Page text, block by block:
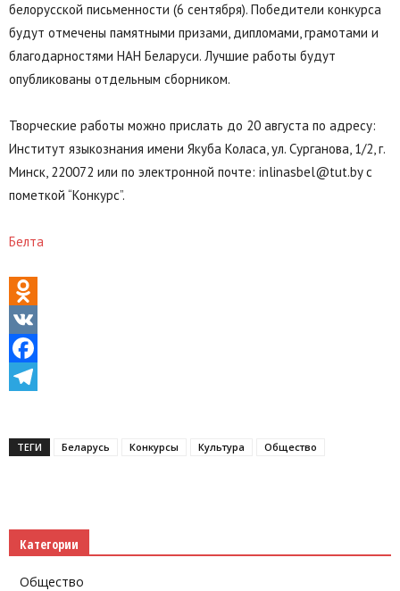
белорусской письменности (6 сентября). Победители конкурса
будут отмечены памятными призами, дипломами, грамотами и
благодарностями НАН Беларуси. Лучшие работы будут
опубликованы отдельным сборником.
Творческие работы можно прислать до 20 августа по адресу:
Институт языкознания имени Якуба Коласа, ул. Сурганова, 1/2, г.
Минск, 220072 или по электронной почте: inlinasbel@tut.by с
пометкой “Конкурс”.
Белта
Odnoklassniki
VK
Facebook
ТЕГИ Беларусь Конкурсы Культура Общество
Категории
Общество